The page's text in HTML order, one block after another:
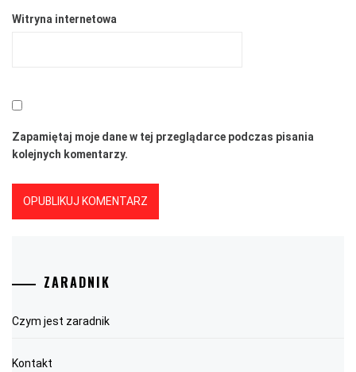
Witryna internetowa
Zapamiętaj moje dane w tej przeglądarce podczas pisania
kolejnych komentarzy.
ZARADNIK
Czym jest zaradnik
Kontakt